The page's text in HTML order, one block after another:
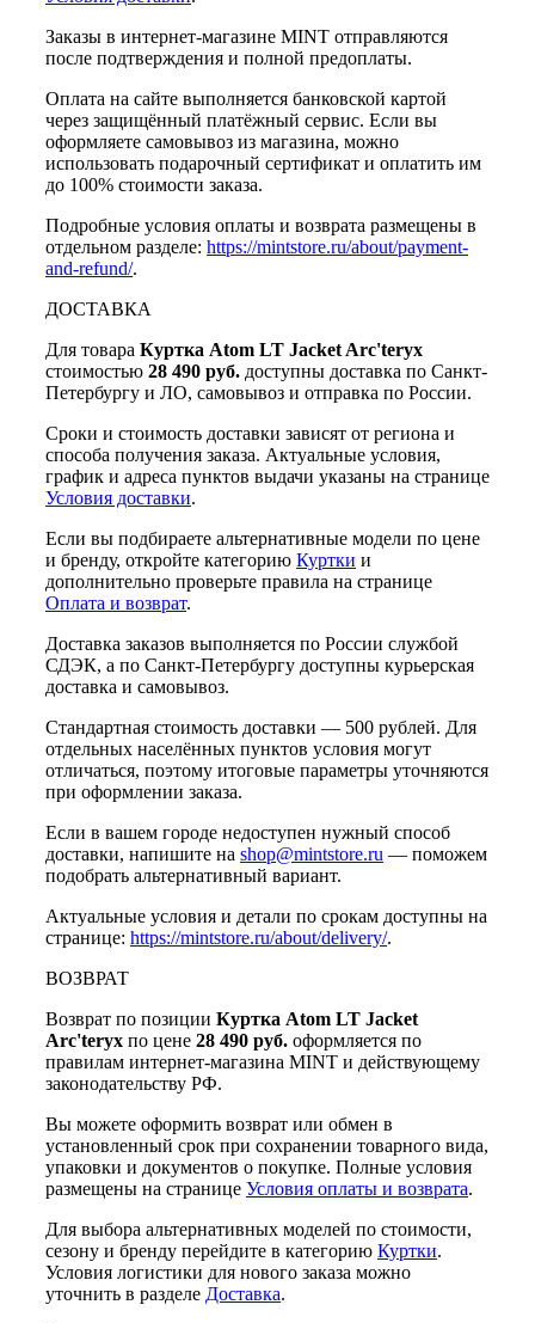
Заказы в интернет-магазине MINT отправляются
после подтверждения и полной предоплаты.
Оплата на сайте выполняется банковской картой
через защищённый платёжный сервис. Если вы
оформляете самовывоз из магазина, можно
использовать подарочный сертификат и оплатить им
до 100% стоимости заказа.
Подробные условия оплаты и возврата размещены в
отдельном разделе: https://mintstore.ru/about/payment-
and-refund/.
ДОСТАВКА
Для товара Куртка Atom LT Jacket Arc'teryx
стоимостью 28 490 руб. доступны доставка по Санкт-
Петербургу и ЛО, самовывоз и отправка по России.
Сроки и стоимость доставки зависят от региона и
способа получения заказа. Актуальные условия,
график и адреса пунктов выдачи указаны на странице
Условия доставки.
Если вы подбираете альтернативные модели по цене
и бренду, откройте категорию Куртки и
дополнительно проверьте правила на странице
Оплата и возврат.
Доставка заказов выполняется по России службой
СДЭК, а по Санкт-Петербургу доступны курьерская
доставка и самовывоз.
Стандартная стоимость доставки — 500 рублей. Для
отдельных населённых пунктов условия могут
отличаться, поэтому итоговые параметры уточняются
при оформлении заказа.
Если в вашем городе недоступен нужный способ
доставки, напишите на shop@mintstore.ru — поможем
подобрать альтернативный вариант.
Актуальные условия и детали по срокам доступны на
странице: https://mintstore.ru/about/delivery/.
ВОЗВРАТ
Возврат по позиции Куртка Atom LT Jacket
Arc'teryx по цене 28 490 руб. оформляется по
правилам интернет-магазина MINT и действующему
законодательству РФ.
Вы можете оформить возврат или обмен в
установленный срок при сохранении товарного вида,
упаковки и документов о покупке. Полные условия
размещены на странице Условия оплаты и возврата.
Для выбора альтернативных моделей по стоимости,
сезону и бренду перейдите в категорию Куртки.
Условия логистики для нового заказа можно
уточнить в разделе Доставка.